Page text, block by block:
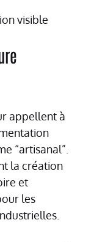
visible
appellent à
“artisanal”.
la création
et
les